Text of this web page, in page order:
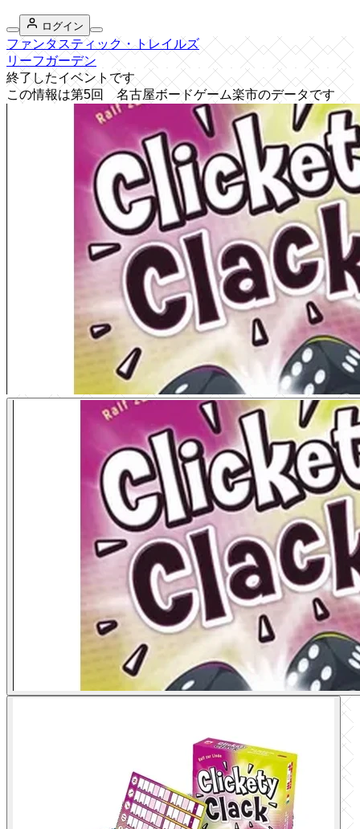
ログイン
ファンタスティック・トレイルズ
リーフガーデン
終了したイベントです
この情報は第5回 名古屋ボードゲーム楽市のデータです